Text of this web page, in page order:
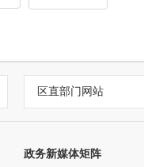
区直部门网站
政务新媒体矩阵